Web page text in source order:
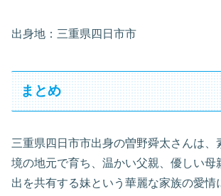
出身地：三重県四日市市
まとめ
三重県四日市市出身の曽野舜太さんは、
境の地元で育ち、温かい父親、優しい母
出を共有する妹という華麗な家族の愛情